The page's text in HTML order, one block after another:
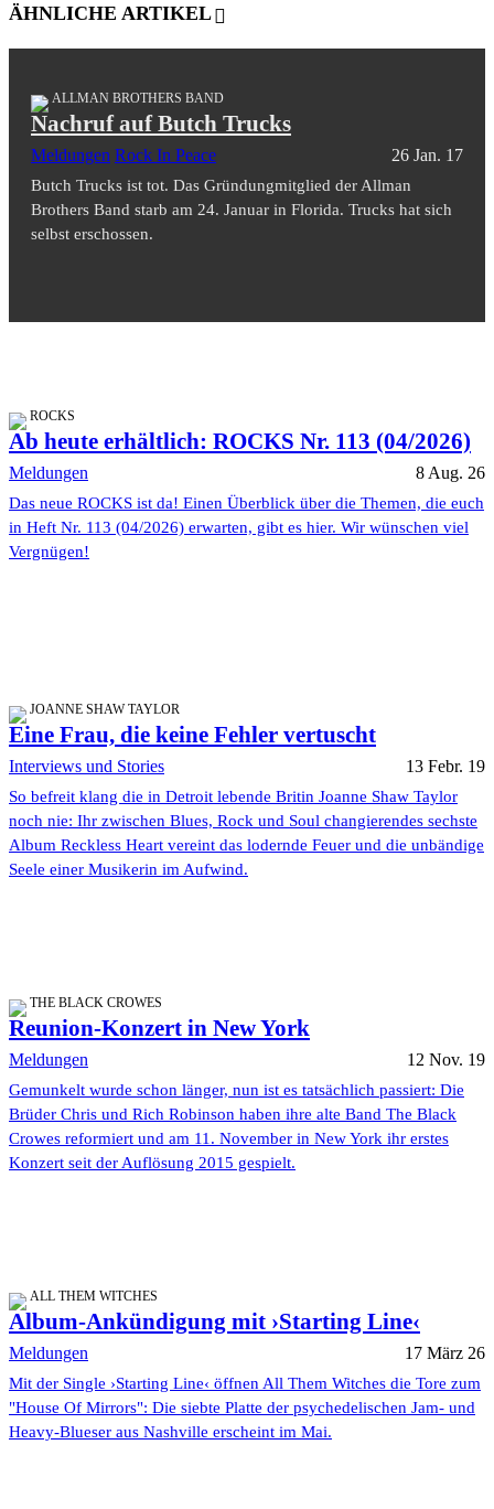
ÄHNLICHE ARTIKEL
ALLMAN BROTHERS BAND
Nachruf auf Butch Trucks
Meldungen Rock In Peace 26 Jan. 17
Butch Trucks ist tot. Das Gründungmitglied der Allman
Brothers Band starb am 24. Januar in Florida. Trucks hat sich
selbst erschossen.
ROCKS
Ab heute erhältlich: ROCKS Nr. 113 (04/2026)
Meldungen 8 Aug. 26
Das neue ROCKS ist da! Einen Überblick über die Themen, die euch
in Heft Nr. 113 (04/2026) erwarten, gibt es hier. Wir wünschen viel
Vergnügen!
JOANNE SHAW TAYLOR
Eine Frau, die keine Fehler vertuscht
Interviews und Stories 13 Febr. 19
So befreit klang die in Detroit lebende Britin Joanne Shaw Taylor
noch nie: Ihr zwischen Blues, Rock und Soul changierendes sechste
Album Reckless Heart vereint das lodernde Feuer und die unbändige
Seele einer Musikerin im Aufwind.
THE BLACK CROWES
Reunion-Konzert in New York
Meldungen 12 Nov. 19
Gemunkelt wurde schon länger, nun ist es tatsächlich passiert: Die
Brüder Chris und Rich Robinson haben ihre alte Band The Black
Crowes reformiert und am 11. November in New York ihr erstes
Konzert seit der Auflösung 2015 gespielt.
ALL THEM WITCHES
Album-Ankündigung mit ›Starting Line‹
Meldungen 17 März 26
Mit der Single ›Starting Line‹ öffnen All Them Witches die Tore zum
"House Of Mirrors": Die siebte Platte der psychedelischen Jam- und
Heavy-Blueser aus Nashville erscheint im Mai.